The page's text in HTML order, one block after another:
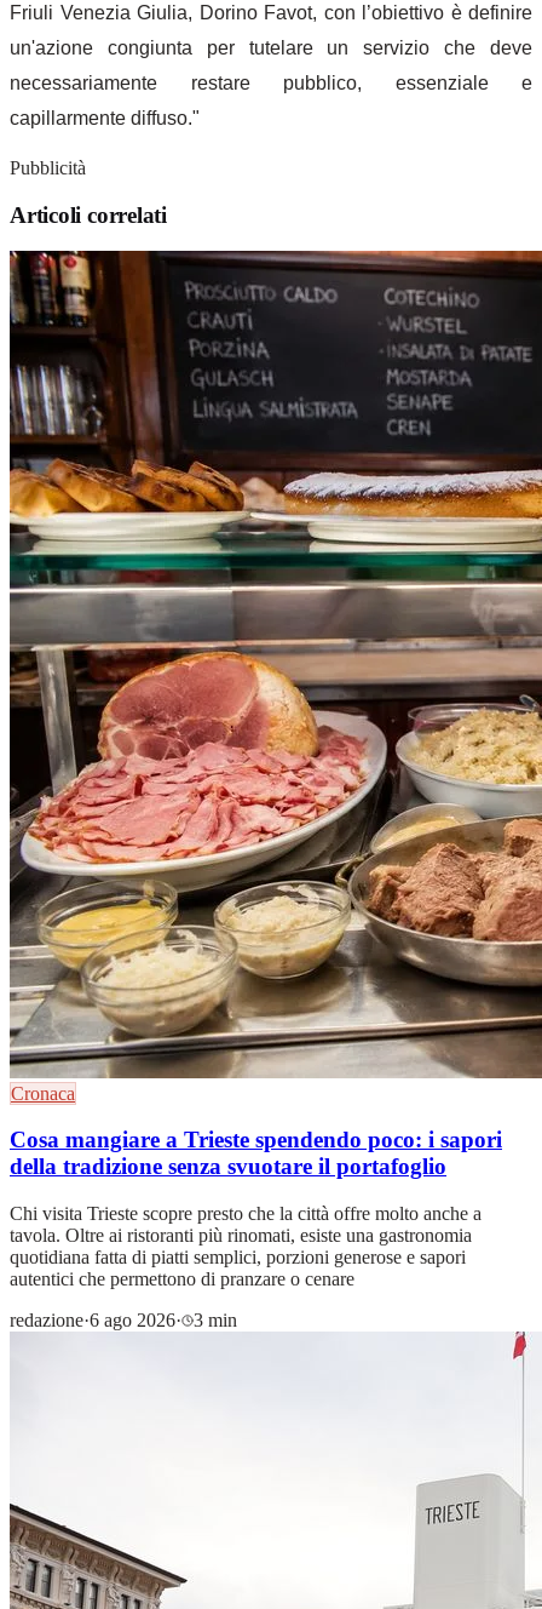
Friuli Venezia Giulia, Dorino Favot, con l’obiettivo è definire
un'azione congiunta per tutelare un servizio che deve
necessariamente restare pubblico, essenziale e
capillarmente diffuso."
Pubblicità
Articoli correlati
Cronaca
Cosa mangiare a Trieste spendendo poco: i sapori
della tradizione senza svuotare il portafoglio
Chi visita Trieste scopre presto che la città offre molto anche a
tavola. Oltre ai ristoranti più rinomati, esiste una gastronomia
quotidiana fatta di piatti semplici, porzioni generose e sapori
autentici che permettono di pranzare o cenare
redazione·6 ago 2026· 3 min